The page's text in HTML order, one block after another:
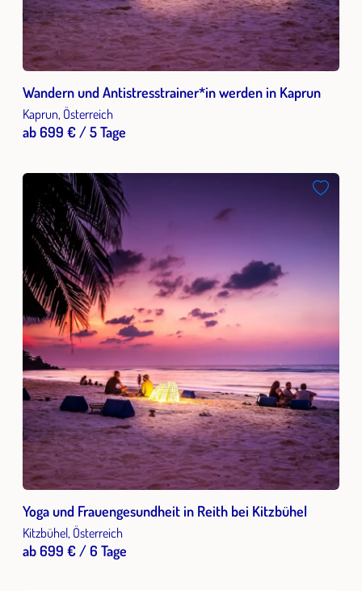
Wandern und Antistresstrainer*in werden in Kaprun
Kaprun, Österreich
ab 699 € / 5 Tage
Yoga und Frauengesundheit in Reith bei Kitzbühel
Kitzbühel, Österreich
ab 699 € / 6 Tage